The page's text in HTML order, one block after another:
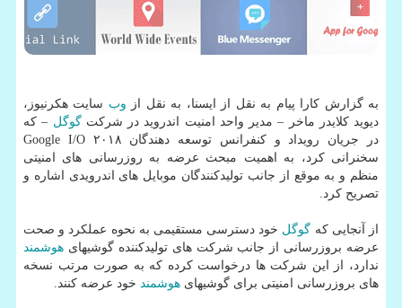
به گزارش كارا پیام به نقل از ایسنا، به نقل از وب سایت هكرنیوز،
دیوید كلایدر ماخر – مدیر واحد امنیت اندروید در شركتگوگل – كه
در جریان رویداد و كنفرانس توسعه دهندگان Google I/O ۲۰۱۸
سخنرانی كرد، به اهمیت مبحث عرضه به روزرسانی های امنیتی
منظم و به موقع از جانب تولیدكنندگان موبایل های اندرویدی اشاره و
تصریح كرد.
از آنجایی كه گوگل خود دسترسی مستقیمی به نحوه عملكرد و صحت
عرضه بروزرسانی از جانب شركت های تولیدكننده گوشیهای هوشمند
ندارد، از این شركت ها درخواست كرده كه به صورت مرتب نسخه
های بروزرسانی امنیتی برای گوشیهای هوشمند خود عرضه كنند.